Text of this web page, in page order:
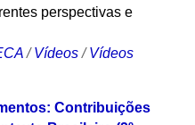
perspectivas e
/Vídeos /Vídeos
Contribuições